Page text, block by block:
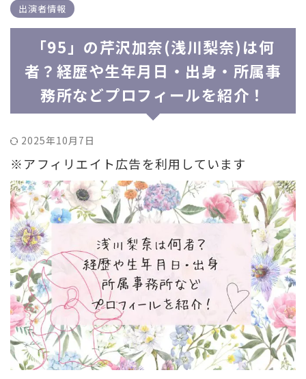
出演者情報
「95」の芹沢加奈(浅川梨奈)は何
者？経歴や生年月日・出身・所属事
務所などプロフィールを紹介！
2025年10月7日
※アフィリエイト広告を利用しています